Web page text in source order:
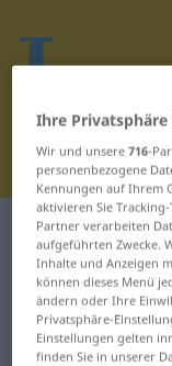
Rumänisch-
Wörter
beginnen
Ihre
Wir und unsere716-
personenbezogene
Kennungen auf Ihrem
aktivieren Sie
Partner verarbeiten
aufgeführten Zwecke.
Inhalte und Anzeigen
können dieses Menü
ändern oder Ihre
Privatsphäre-
Einstellungen gelten
finden Sie in unserer